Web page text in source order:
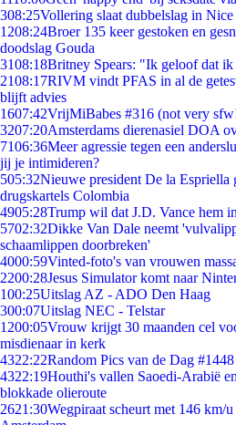
308:25Vollering slaat dubbelslag in Nice
1208:24Broer 135 keer gestoken en
doodslag Gouda
3108:18Britney Spears: "Ik geloof dat ik
2108:17RIVM vindt PFAS in al de
blijft advies
1607:42VrijMiBabes #316 (not very
3207:20Amsterdams dierenasiel DOA
7106:36Meer agressie tegen een
jij je intimideren?
505:32Nieuwe president De la Espriella
drugskartels Colombia
4905:28Trump wil dat J.D. Vance hem
5702:32Dikke Van Dale neemt
schaamlippen doorbreken'
4000:59Vinted-foto's van vrouwen
2200:28Jesus Simulator komt naar
100:25Uitslag AZ - ADO Den Haag
300:07Uitslag NEC - Telstar
1200:05Vrouw krijgt 30 maanden cel
misdienaar in kerk
4322:22Random Pics van de Dag #1448
4322:19Houthi's vallen Saoedi-Arabië
blokkade olieroute
2621:30Wegpiraat scheurt met 146 km/